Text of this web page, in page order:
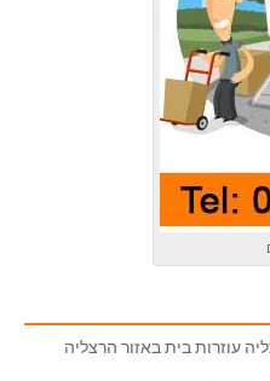
עוזרות בית באזור הרצליה